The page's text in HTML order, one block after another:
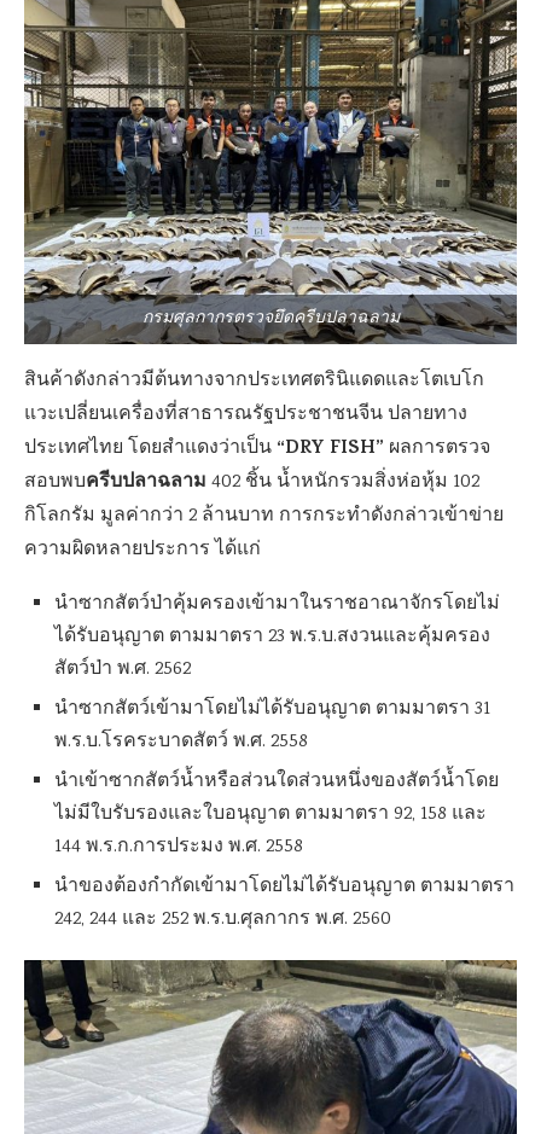
กรมศุลกากรตรวจยึดครีบปลาฉลาม
สินค้าดังกล่าวมีต้นทางจากประเทศตรินิแดดและโตเบโก
แวะเปลี่ยนเครื่องที่สาธารณรัฐประชาชนจีน ปลายทาง
ประเทศไทย โดยสำแดงว่าเป็น “DRY FISH” ผลการตรวจ
สอบพบครีบปลาฉลาม 402 ชิ้น น้ำหนักรวมสิ่งห่อหุ้ม 102
กิโลกรัม มูลค่ากว่า 2 ล้านบาท การกระทำดังกล่าวเข้าข่าย
ความผิดหลายประการ ได้แก่
นำซากสัตว์ป่าคุ้มครองเข้ามาในราชอาณาจักรโดยไม่
ได้รับอนุญาต ตามมาตรา 23 พ.ร.บ.สงวนและคุ้มครอง
สัตว์ป่า พ.ศ. 2562
นำซากสัตว์เข้ามาโดยไม่ได้รับอนุญาต ตามมาตรา 31
พ.ร.บ.โรคระบาดสัตว์ พ.ศ. 2558
นำเข้าซากสัตว์น้ำหรือส่วนใดส่วนหนึ่งของสัตว์น้ำโดย
ไม่มีใบรับรองและใบอนุญาต ตามมาตรา 92, 158 และ
144 พ.ร.ก.การประมง พ.ศ. 2558
นำของต้องกำกัดเข้ามาโดยไม่ได้รับอนุญาต ตามมาตรา
242, 244 และ 252 พ.ร.บ.ศุลกากร พ.ศ. 2560